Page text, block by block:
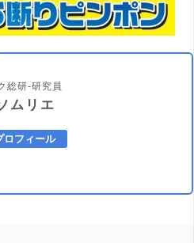
総研-研究員
ムリエ
ロフィール